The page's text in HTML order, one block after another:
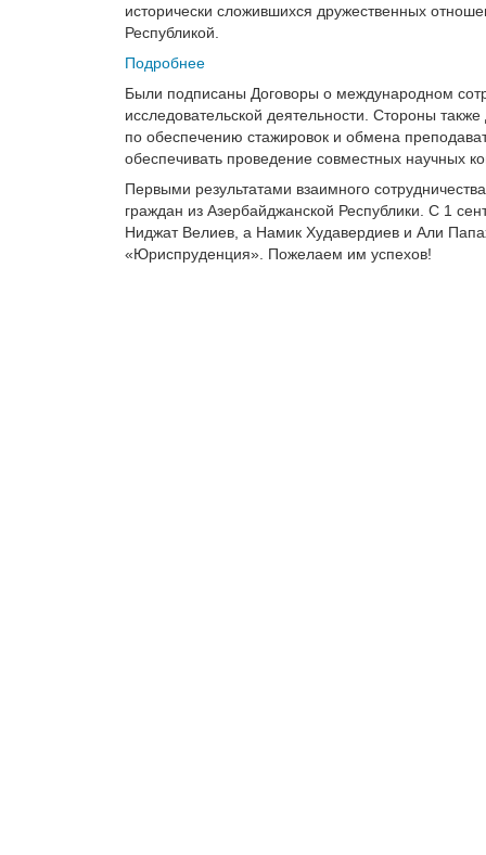
исторически сложившихся дружественных
Республикой.
Подробнее
Были подписаны Договоры о международном
исследовательской деятельности. Стороны
по обеспечению стажировок и обмена
обеспечивать проведение совместных научных
Первыми результатами взаимного
граждан из Азербайджанской Республики. С 1
Ниджат Велиев, а Намик Худавердиев и Али
«Юриспруденция». Пожелаем им успехов!